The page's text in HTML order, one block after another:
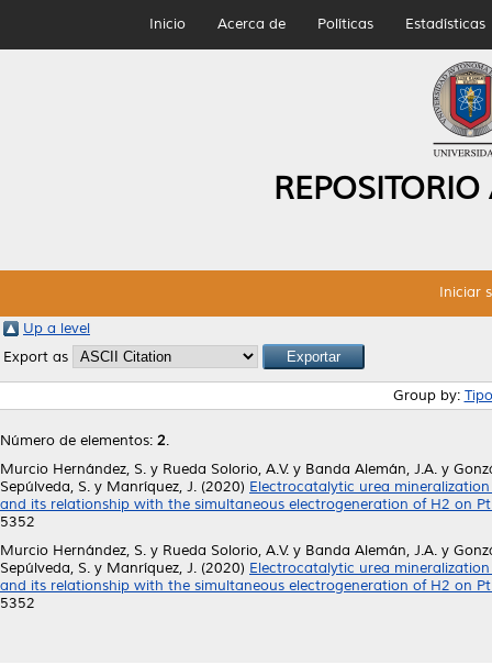
Inicio Acerca de Políticas Estadísticas
Iniciar
Up a level
Export as
Group by:
Número de elementos: 2.
Murcio Hernández, S. y Rueda Solorio, A.V. y Banda Alemán, J.A. y
Sepúlveda, S. y Manríquez, J. (2020) Electrocatalytic urea
and its relationship with the simultaneous electrogeneration of H2 on
5352
Murcio Hernández, S. y Rueda Solorio, A.V. y Banda Alemán, J.A. y
Sepúlveda, S. y Manríquez, J. (2020) Electrocatalytic urea
and its relationship with the simultaneous electrogeneration of H2 on
5352